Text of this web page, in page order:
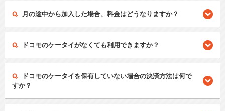
月の途中から加入した場合、料金はどうなりますか？
ドコモのケータイがなくても利用できますか？
ドコモのケータイを保有していない場合の決済方法は何で
すか？